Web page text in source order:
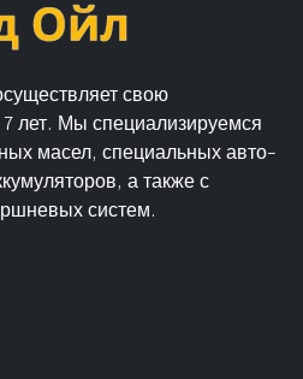
свою
лет. Мы специализируемся
масел, специальных авто-
а также с
систем.